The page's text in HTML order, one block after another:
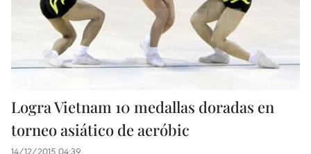
Logra Vietnam 10 medallas doradas en
torneo asiático de aeróbic
14/12/2015 04:39